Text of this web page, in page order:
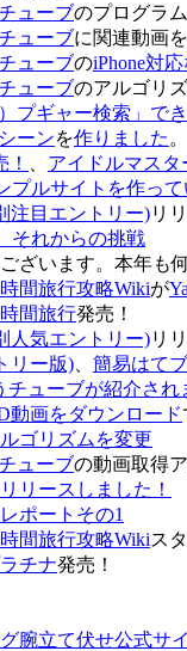
ューブのプログラ
ューブに関連動画
ューブのiPhone対
ューブのアルゴリ
プギャー検索」で
ーンを作りました 。
アイドルマスタ
プルサイトを作って
注目エントリー)リ
それからの挑戦
ざいます。本年も
間旅行攻略Wikiが
間旅行発売！
人気エントリー)リ
リー版) 簡易はて
チューブが紹介され
動画をダウンロード
ゴリズムを変更
ューブの動画取得
リリースしました！
ポートその1
間旅行攻略Wikiス
チナ発売！
腕立て伏せ公式サ